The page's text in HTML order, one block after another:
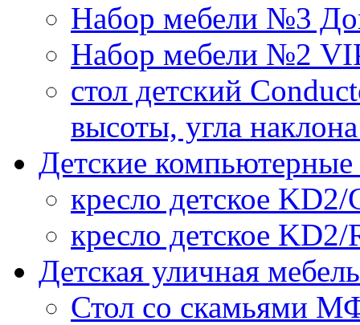
Набор мебели №3
Набор мебели №2
стол детский
высоты, угла
Детские компьютерные
кресло детское
кресло детское
Детская уличная мебель
Стол со скамьями